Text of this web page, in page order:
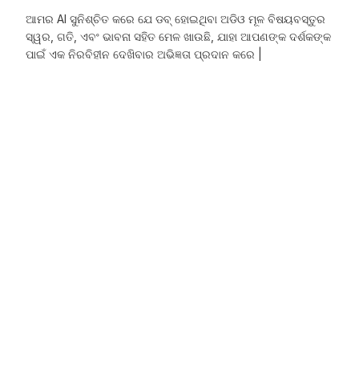
ଆମର AI ସୁନିଶ୍ଚିତ କରେ ଯେ ଡବ୍ ହୋଇଥିବା ଅଡିଓ ମୂଳ ବିଷୟବସ୍ତୁର
ସ୍ୱର, ଗତି, ଏବଂ ଭାବନା ସହିତ ମେଳ ଖାଉଛି, ଯାହା ଆପଣଙ୍କ ଦର୍ଶକଙ୍କ
ପାଇଁ ଏକ ନିରବିହୀନ ଦେଖିବାର ଅଭିଜ୍ଞତା ପ୍ରଦାନ କରେ |